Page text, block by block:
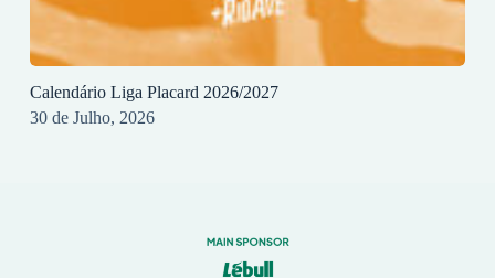
Calendário Liga Placard 2026/2027
30 de Julho, 2026